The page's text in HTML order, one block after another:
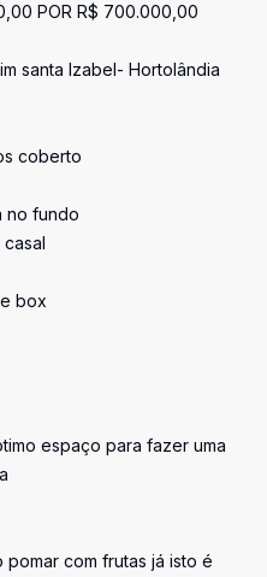
POR R$ 700.000,00
santa Izabel- Hortolândia
coberto
no fundo
box
espaço para fazer uma
com frutas já isto é